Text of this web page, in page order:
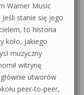
Warner Music
Jeśli stanie się jego
to historia
koło, jakiego
muzyczny
witrynę
utworów
peer-to-peer,